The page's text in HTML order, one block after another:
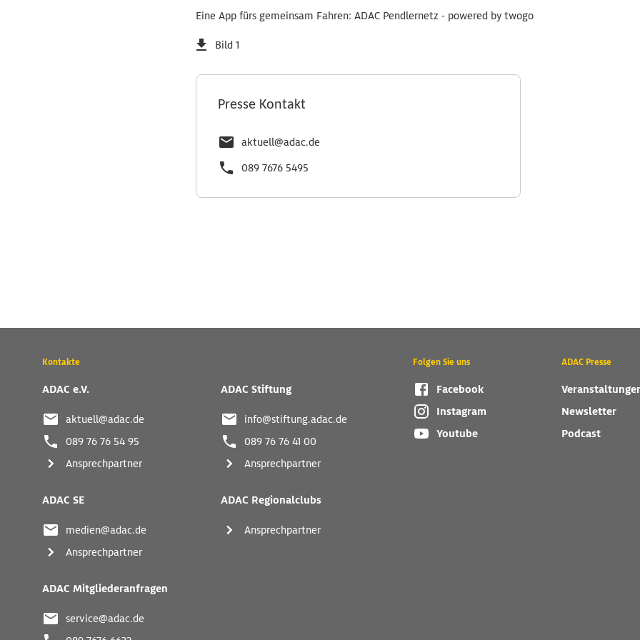
Eine App fürs gemeinsam Fahren: ADAC Pendlernetz - powered by twogo
Bild 1
Presse Kontakt
aktuell@adac.de
089 7676 5495
Wichtige
und
Links
Kontakte
ADAC e.V.
aktuell@adac.de
089 76 76 54 95
Ansprechpartner
ADAC Stiftung
info@stiftung.adac.de
089 76 76 41 00
Ansprechpartner
ADAC SE
medien@adac.de
Ansprechpartner
ADAC Regionalclubs
Ansprechpartner
ADAC Mitgliederanfragen
service@adac.de
Folgen Sie uns
Facebook
Instagram
Youtube
ADAC Presse
Newsletter
Podcast